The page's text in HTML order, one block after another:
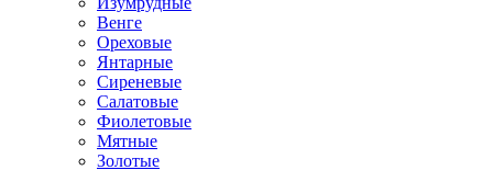
Венге
Ореховые
Янтарные
Сиреневые
Салатовые
Фиолетовые
Мятные
Золотые